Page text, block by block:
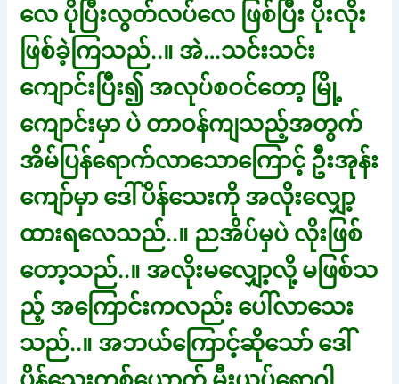
လေ ပိုပြီးလွတ်လပ်လေ ဖြစ်ပြီး ပိုးလိုး
ဖြစ်ခဲ့ကြသည်..။ အဲ…သင်းသင်း
ကျောင်းပြီး၍ အလုပ်စဝင်တော့ မြို့
ကျောင်းမှာ ပဲ တာဝန်ကျသည့်အတွက်
အိမ်ပြန်ရောက်လာသောကြောင့် ဦးအုန်း
ကျော်မှာ ဒေါ်ပိန်သေးကို အလိုးလျှော့
ထားရလေသည်..။ ညအိပ်မှပဲ လိုးဖြစ်
တော့သည်..။ အလိုးမလျှော့လို့ မဖြစ်သ
ည့် အကြောင်းကလည်း ပေါ်လာသေး
သည်..။ အဘယ်ကြောင့်ဆိုသော် ဒေါ်